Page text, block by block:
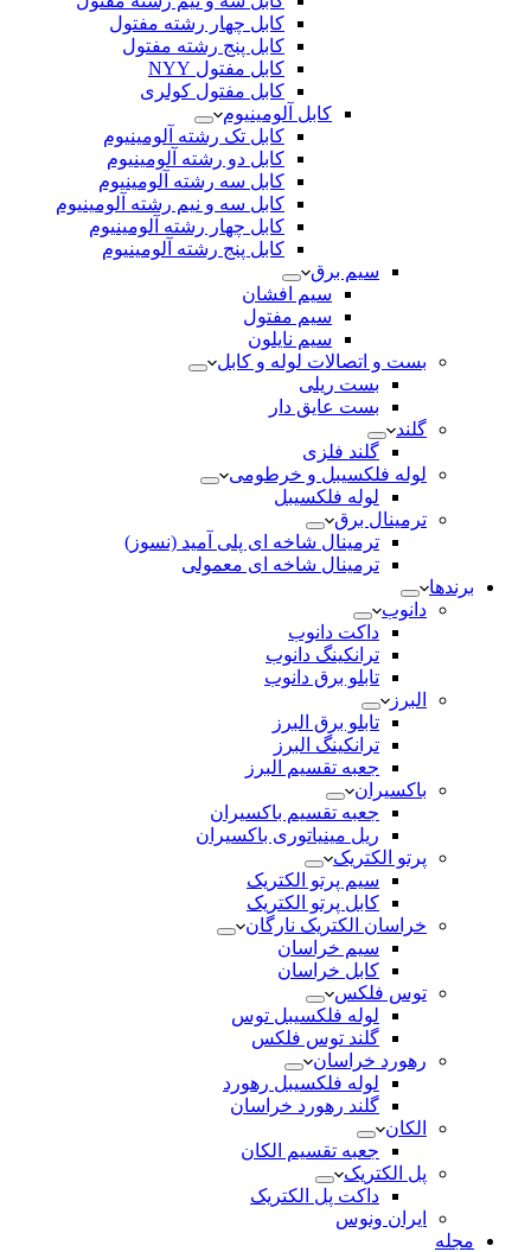
کابل چهار رشته مفتول
کابل پنج رشته مفتول
کابل مفتول NYY
کابل مفتول کولری
کابل آلومینیوم
کابل تک رشته آلومینیوم
کابل دو رشته آلومینیوم
کابل سه رشته آلومینیوم
کابل سه و نیم رشته آلومینیوم
کابل چهار رشته آلومینیوم
کابل پنج رشته آلومینیوم
سیم برق
سیم افشان
سیم مفتول
سیم نایلون
بست و اتصالات لوله و کابل
بست ریلی
بست عایق دار
گلند
گلند فلزی
لوله فلکسیبل و خرطومی
لوله فلکسیبل
ترمینال برق
ترمینال شاخه ای پلی آمید (نسوز)
ترمینال شاخه ای معمولی
برندها
دانوب
داکت دانوب
ترانکینگ دانوب
تابلو برق دانوب
البرز
تابلو برق البرز
ترانکینگ البرز
جعبه تقسیم البرز
باکسیران
جعبه تقسیم باکسیران
ریل مینیاتوری باکسیران
پرتو الکتریک
سیم پرتو الکتریک
کابل پرتو الکتریک
خراسان الکتریک نارگان
سیم خراسان
کابل خراسان
توس فلکس
لوله فلکسیبل توس
گلند توس فلکس
رهورد خراسان
لوله فلکسیبل رهورد
گلند رهورد خراسان
الکان
جعبه تقسیم الکان
پل الکتریک
داکت پل الکتریک
ایران ونوس
مجله